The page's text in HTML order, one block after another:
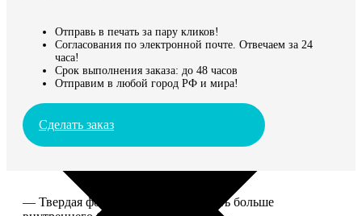
Отправь в печать за пару кликов!
Согласования по электронной почте. Отвечаем за 24
часа!
Срок выполнения заказа: до 48 часов
Отправим в любой город РФ и мира!
Сделать заказ
— Твердая фотообложка, размер чуть больше